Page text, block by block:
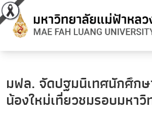
มฟล. จัดปฐมนิเทศนักศึกษ
น้องใหม่เที่ยวชมรอบมหาวิ